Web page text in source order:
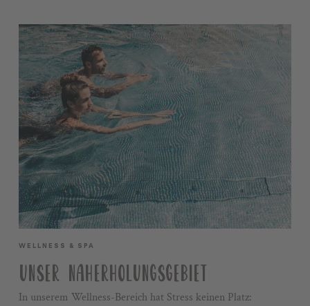
WELLNESS & SPA
UNSER NAHERHOLUNGSGEBIET
In unserem Wellness-Bereich hat Stress keinen Platz: